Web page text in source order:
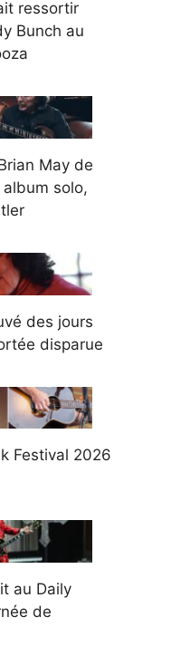
ressortir
Bunch au
May de
solo,
des jours
disparue
Festival 2026
au Daily
de